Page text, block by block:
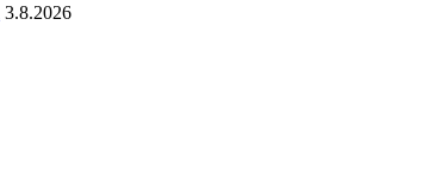
3.8.2026